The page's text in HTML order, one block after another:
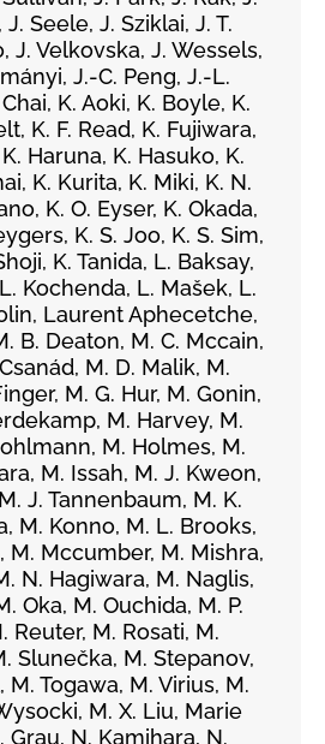
Seele, J. Sziklai, J. T.
J. Velkovska, J. Wessels,
J.-C. Peng, J.-L.
K. Aoki, K. Boyle, K.
K. F. Read, K. Fujiwara,
Haruna, K. Hasuko, K.
K. Kurita, K. Miki, K. N.
K. O. Eyser, K. Okada,
K. S. Joo, K. S. Sim,
K. Tanida, L. Baksay,
Kochenda, L. Mašek, L.
Laurent Aphecetche,
B. Deaton, M. C. Mccain,
M. D. Malik, M.
M. G. Hur, M. Gonin,
M. Harvey, M.
M. Holmes, M.
M. Issah, M. J. Kweon,
J. Tannenbaum, M. K.
M. Konno, M. L. Brooks,
M. Mccumber, M. Mishra,
N. Hagiwara, M. Naglis,
Oka, M. Ouchida, M. P.
Reuter, M. Rosati, M.
Slunečka, M. Stepanov,
M. Togawa, M. Virius, M.
M. X. Liu, Marie
Grau, N. Kamihara, N.